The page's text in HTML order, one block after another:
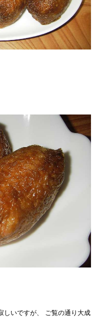
しいですが、 ご覧の通り大成